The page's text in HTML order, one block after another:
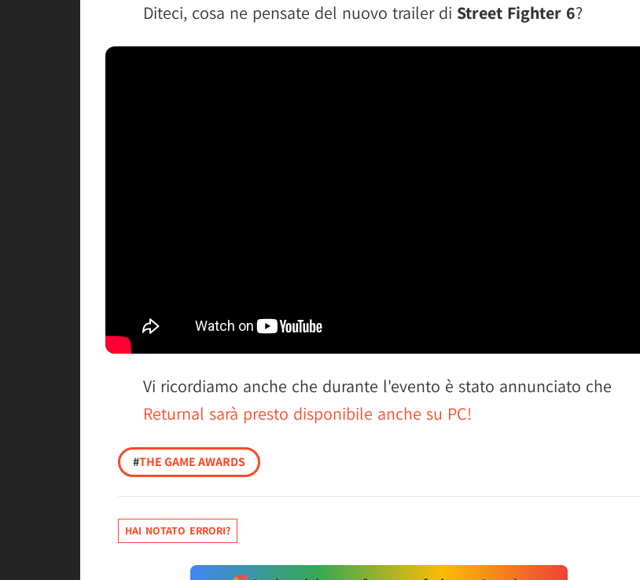
Diteci, cosa ne pensate del nuovo trailer di Street Fighter 6?
Vi ricordiamo anche che durante l'evento è stato annunciato che
Returnal sarà presto disponibile anche su PC!
#THE GAME AWARDS
HAI NOTATO ERRORI?